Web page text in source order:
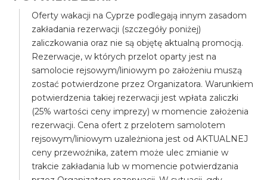
Oferty wakacji na Cyprze podlegają innym zasadom
zakładania rezerwacji (szczegóły poniżej)
zaliczkowania oraz nie są objętę aktualną promocją.
Rezerwacje, w których przelot oparty jest na
samolocie rejsowym/liniowym po założeniu muszą
zostać potwierdzone przez Organizatora. Warunkiem
potwierdzenia takiej rezerwacji jest wpłata zaliczki
(25% wartości ceny imprezy) w momencie założenia
rezerwacji. Cena ofert z przelotem samolotem
rejsowym/liniowym uzależniona jest od AKTUALNEJ
ceny przewoźnika, zatem może ulec zmianie w
trakcie zakładania lub w momencie potwierdzania